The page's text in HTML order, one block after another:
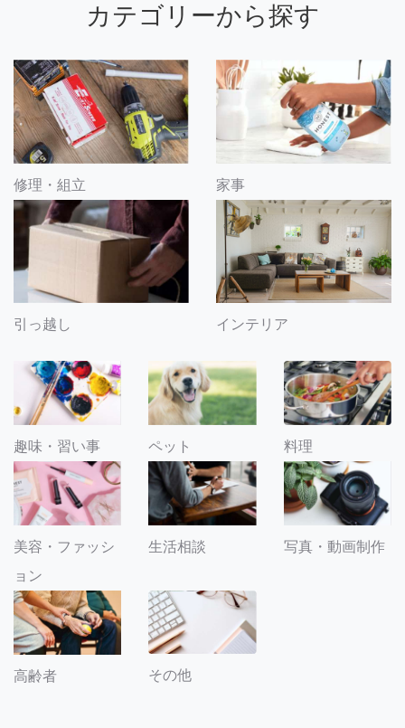
カテゴリーから探す
修理・組立 家事
引っ越し インテリア
趣味・習い事 ペット 料理
美容・ファッシ
ョン
生活相談 写真・動画制作
高齢者 その他